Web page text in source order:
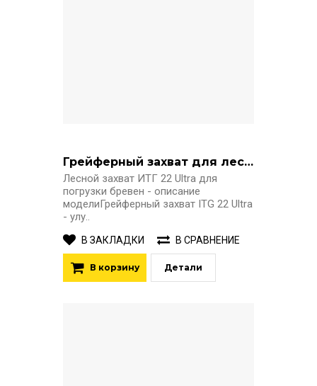
Грейферный захват для леса ITG 22 Ultra
Лесной захват ИТГ 22 Ultra для
погрузки бревен - описание
моделиГрейферный захват ITG 22 Ultra
- улу..
В ЗАКЛАДКИ В СРАВНЕНИЕ
В корзину Детали